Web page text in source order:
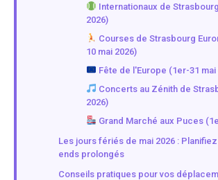
Internationaux de
2026)
Courses de Strasbourg
10 mai 2026)
Fête de l'Europe (1er-31 mai
Concerts au Zénith de
2026)
Grand Marché aux Puces
Les jours fériés de mai 2026 :
ends prolongés
Conseils pratiques pour vos